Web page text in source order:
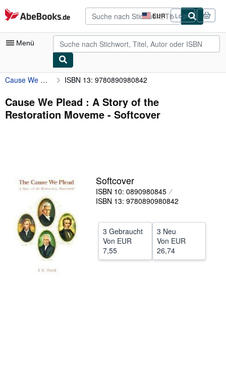
Zum Hauptinhalt
AbeBooks.de EUR
Seite
der
Einkaufseinstellungen.
Login
Menü
Nutzerkonto
Meine Bestellungen
Detailsuche
Verkäufer
Verkäufer werden
Hilfe
SCHLIESSEN
Cause We Plead : A Story of the Restoration Moveme ISBN 13: 9780890980842
Cause We Plead : A Story of the
Restoration Moveme - Softcover
Softcover
ISBN 10: 0890980845
ISBN 13: 9780890980842
3 Gebraucht
Von EUR
7,55
3 Neu
Von EUR
26,74